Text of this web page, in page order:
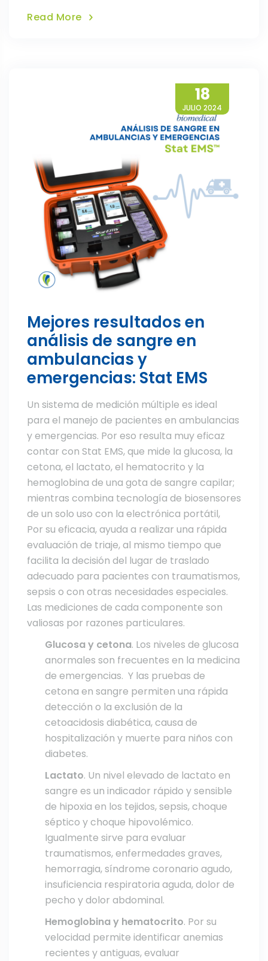
Read More
18
JULIO 2024
Mejores resultados en
análisis de sangre en
ambulancias y
emergencias: Stat EMS
Un sistema de medición múltiple es ideal
para el manejo de pacientes en ambulancias
y emergencias. Por eso resulta muy eficaz
contar con Stat EMS, que mide la glucosa, la
cetona, el lactato, el hematocrito y la
hemoglobina de una gota de sangre capilar;
mientras combina tecnología de biosensores
de un solo uso con la electrónica portátil,
Por su eficacia, ayuda a realizar una rápida
evaluación de triaje, al mismo tiempo que
facilita la decisión del lugar de traslado
adecuado para pacientes con traumatismos,
sepsis o con otras necesidades especiales.
Las mediciones de cada componente son
valiosas por razones particulares.
Glucosa y cetona. Los niveles de glucosa
anormales son frecuentes en la medicina
de emergencias. Y las pruebas de
cetona en sangre permiten una rápida
detección o la exclusión de la
cetoacidosis diabética, causa de
hospitalización y muerte para niños con
diabetes.
Lactato. Un nivel elevado de lactato en
sangre es un indicador rápido y sensible
de hipoxia en los tejidos, sepsis, choque
séptico y choque hipovolémico.
Igualmente sirve para evaluar
traumatismos, enfermedades graves,
hemorragia, síndrome coronario agudo,
insuficiencia respiratoria aguda, dolor de
pecho y dolor abdominal.
Hemoglobina y hematocrito. Por su
velocidad permite identificar anemias
recientes y antiguas, evaluar